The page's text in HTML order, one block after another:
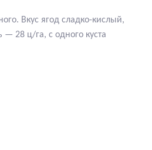
Вкус ягод сладко-кислый,
28 ц/га, с одного куста